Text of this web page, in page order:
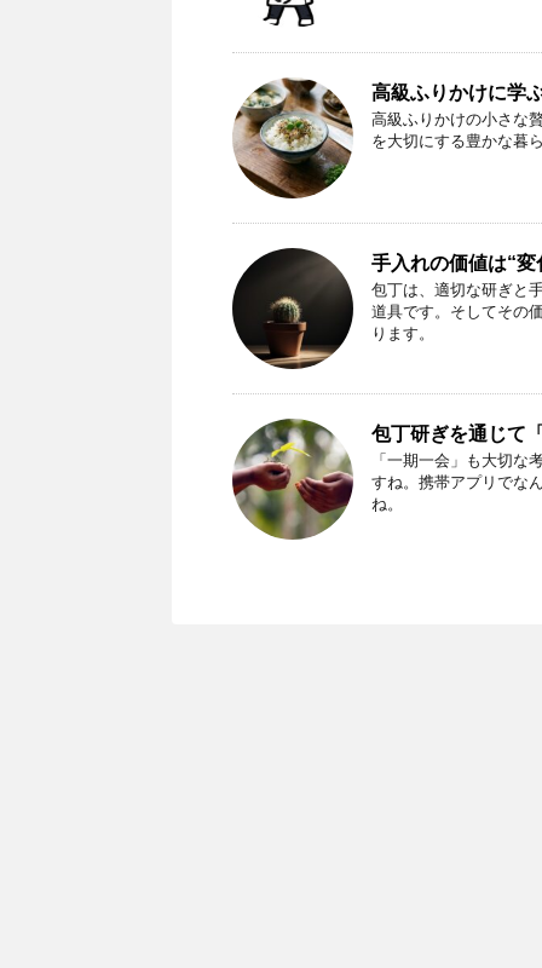
高級ふりかけに学
高級ふりかけの小さな
を大切にする豊かな暮
手入れの価値は“変
包丁は、適切な研ぎと
道具です。そしてその
ります。
包丁研ぎを通じて
「一期一会」も大切な
すね。携帯アプリでな
ね。